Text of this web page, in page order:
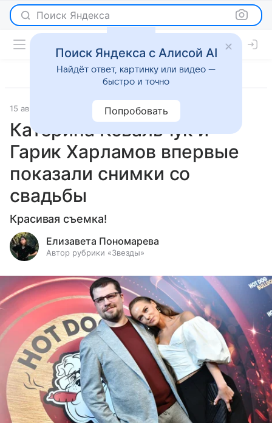
Поиск Яндекса
15 августа 2024 Светская жизнь
Катерина Ковальчук и
Гарик Харламов впервые
показали снимки со
свадьбы
Красивая съемка!
Елизавета Пономарева
Автор рубрики «Звезды»
Поиск Яндекса с Алисой AI
Найдёт ответ, картинку или видео —
быстро и точно
Попробовать